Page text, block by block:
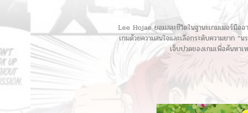
Lee Hojae ยอมสละชีวิตในฐานะเกมเมอร์มือ
เกมด้วยความสนใจและเลือกระดับความยาก “
เจ็บปวดของเกมเพื่อค้นหา